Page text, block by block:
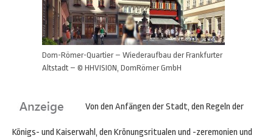
Dom-Römer-Quartier – Wiederaufbau der Frankfurter
Altstadt – © HHVISION, DomRömer GmbH
Von den Anfängen der Stadt, den Regeln der
Königs- und Kaiserwahl, den Krönungsritualen und -zeremonien und